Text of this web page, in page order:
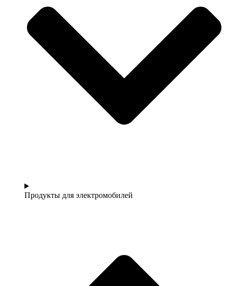
Продукты для электромобилей